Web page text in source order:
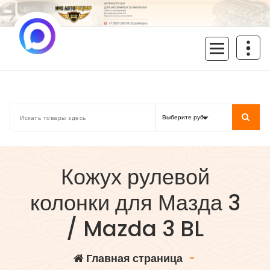
Перейти
к
содержимому
Кожух рулевой
колонки для Мазда 3
/ Mazda 3 BL
Главная страница-